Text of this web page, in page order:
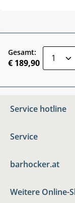
Gesamt:
€ 189,90
Service hotline
Service
barhocker.at
Weitere Online-